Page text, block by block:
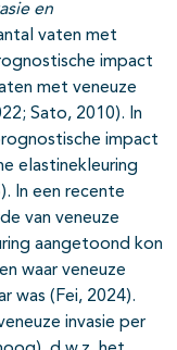
en
vaten met
impact
met veneuze
Sato, 2010). In
impact
elastinekleuring
In een recente
van veneuze
aangetoond kon
waar veneuze
was (Fei, 2024).
invasie per